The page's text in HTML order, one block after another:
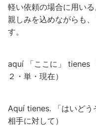
軽い依頼の場合に用い
親しみを込めながらも
す。
aquí 「ここに」 tienes
２・単・現在）
Aquí tienes. 「はいどう
相手に対して）